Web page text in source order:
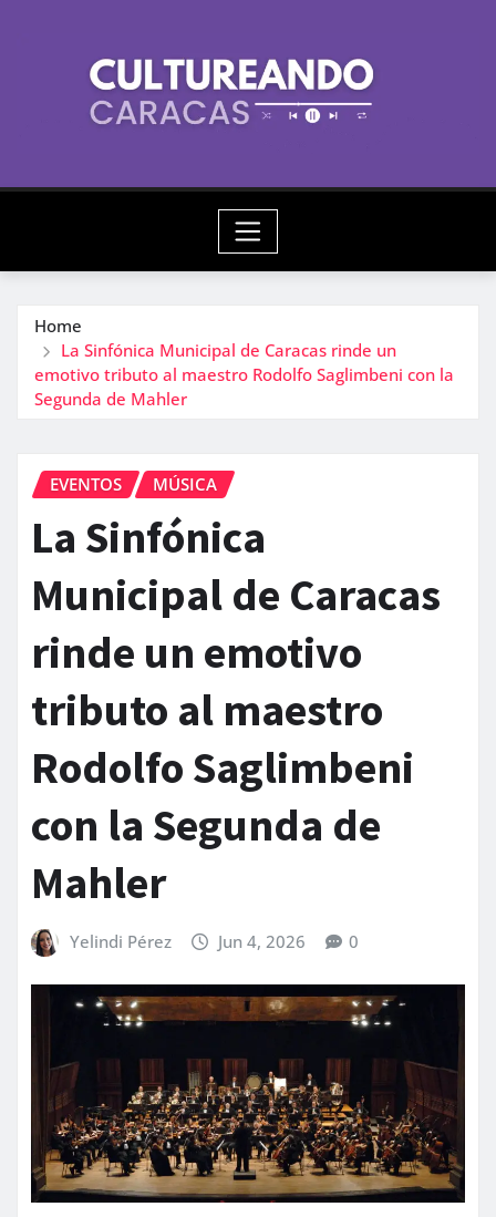
Home
La Sinfónica Municipal de Caracas rinde un
emotivo tributo al maestro Rodolfo Saglimbeni con la
Segunda de Mahler
EVENTOS MÚSICA
La Sinfónica
Municipal de Caracas
rinde un emotivo
tributo al maestro
Rodolfo Saglimbeni
con la Segunda de
Mahler
Yelindi Pérez Jun 4, 2026 0